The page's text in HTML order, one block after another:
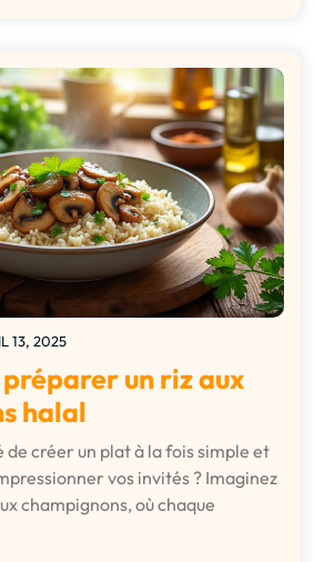
13, 2025
un riz aux
halal
de créer un plat à la fois simple et
vos invités ? Imaginez
champignons, où chaque